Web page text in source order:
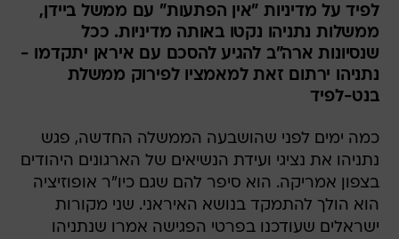
לפיד על מדיניות "אין הפתעות" עם ממשל ביידן,
ממשלות נתניהו נקטו באותה מדיניות. ככל
שנסיונות ארה"ב להגיע להסכם עם איראן יתקדמו -
נתניהו ירתום זאת למאמציו לפירוק ממשלת
בנט-לפיד
כמה ימים לפני שהושבעה הממשלה החדשה, פגש
נתניהו את נציגי ועידת הנשיאים של הארגונים היהודים
בצפון אמריקה. הוא סיפר להם שגם כיו"ר אופוזיציה
הוא הולך להתמקד בנושא האיראני. שני מקורות
ישראלים שעודכנו בפרטי הפגישה אמרו שנתניהו